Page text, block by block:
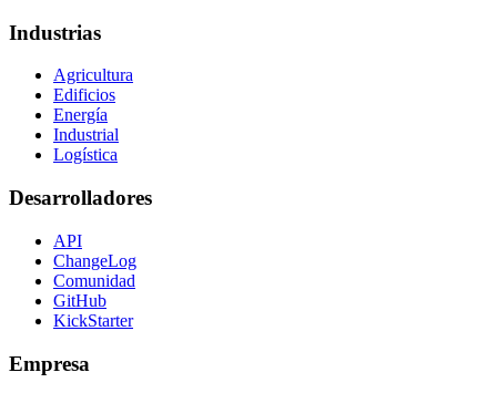
Industrias
Agricultura
Edificios
Energía
Industrial
Logística
Desarrolladores
API
ChangeLog
Comunidad
GitHub
KickStarter
Empresa